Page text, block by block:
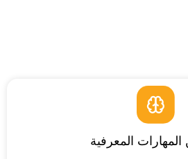
المعرفية